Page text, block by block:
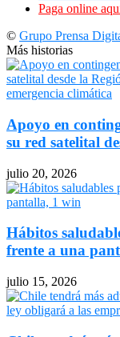
Paga online
© Grupo Prensa
Más historias
Apoyo en
su red satelital
julio 20, 2026
Hábitos
frente a una
julio 15, 2026